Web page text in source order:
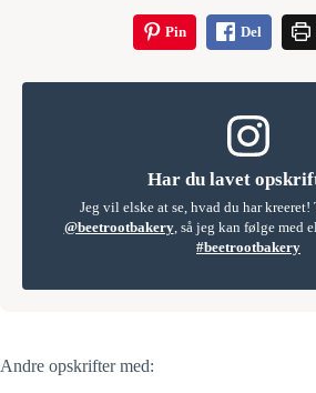
Pin Del
Har du lavet
Jeg vil elske at se, hvad du har kreeret!
@beetrootbakery, så jeg kan følge med
#beetrootbakery
Andre opskrifter med: